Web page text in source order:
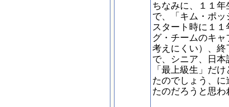
ちなみに、１１
で、「キム・ポ
スタート時に１
グ・チームのキ
考えにくい）、
で、シニア、日
「最上級生」だ
たのでしょう、
たのだろうと思わ